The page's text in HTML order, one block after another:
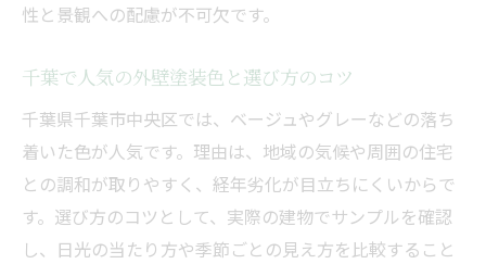
性と景観への配慮が不可欠です。
千葉で人気の外壁塗装色と選び方のコツ
千葉県千葉市中央区では、ベージュやグレーなどの落ち
着いた色が人気です。理由は、地域の気候や周囲の住宅
との調和が取りやすく、経年劣化が目立ちにくいからで
す。選び方のコツとして、実際の建物でサンプルを確認
し、日光の当たり方や季節ごとの見え方を比較すること